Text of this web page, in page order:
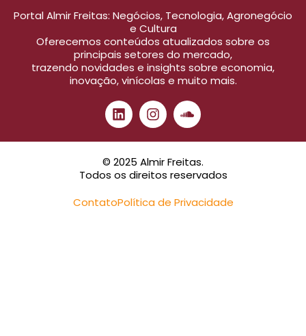
Portal Almir Freitas: Negócios, Tecnologia, Agronegócio
e Cultura
Oferecemos conteúdos atualizados sobre os
principais setores do mercado,
trazendo novidades e insights sobre economia,
inovação, vinícolas e muito mais.
© 2025 Almir Freitas.
Todos os direitos reservados
ContatoPolítica de Privacidade